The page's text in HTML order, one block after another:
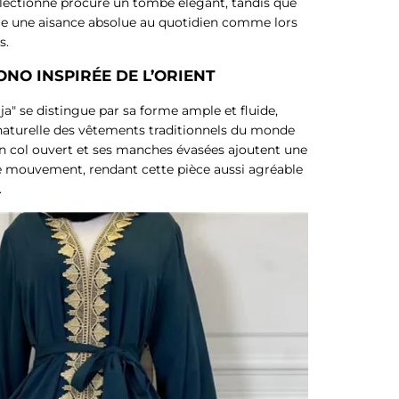
une aisance absolue au quotidien comme lors
INSPIRÉE DE L’ORIENT
se distingue par sa forme ample et fluide,
des vêtements traditionnels du monde
col ouvert et ses manches évasées ajoutent une
mouvement, rendant cette pièce aussi agréable